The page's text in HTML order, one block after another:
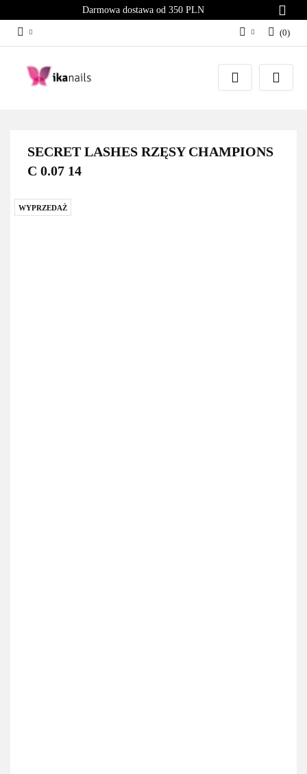
Darmowa dostawa od 350 PLN
Zaloguj się
Załóż konto
(0)
SECRET LASHES RZĘSY CHAMPIONS
C 0.07 14
WYPRZEDAŻ